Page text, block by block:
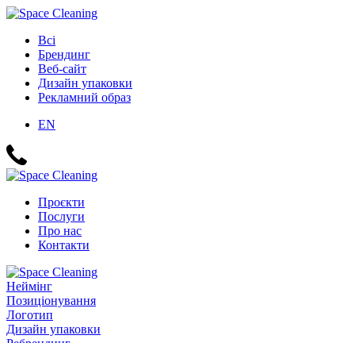
Всі
Брендинг
Веб-сайт
Дизайн упаковки
Рекламний образ
EN
Проєкти
Послуги
Про нас
Контакти
Неймінг
Позиціонування
Логотип
Дизайн упаковки